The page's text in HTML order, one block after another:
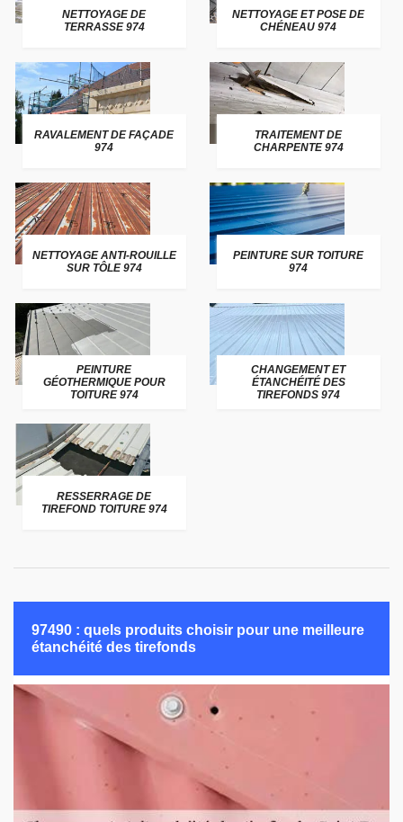
NETTOYAGE DE
TERRASSE 974
NETTOYAGE ET POSE DE
CHÉNEAU 974
RAVALEMENT DE FAÇADE
974
TRAITEMENT DE
CHARPENTE 974
NETTOYAGE ANTI-ROUILLE
SUR TÔLE 974
PEINTURE SUR TOITURE
974
PEINTURE
GÉOTHERMIQUE POUR
TOITURE 974
CHANGEMENT ET
ÉTANCHÉITÉ DES
TIREFONDS 974
RESSERRAGE DE
TIREFOND TOITURE 974
97490 : quels produits choisir pour une meilleure
étanchéité des tirefonds